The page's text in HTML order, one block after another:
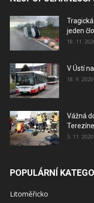
jeden
18. 11.
V Ústí
18. 9. 2020
Vážná
5. 11. 2020
POPULÁRNÍ
Litoměřicko